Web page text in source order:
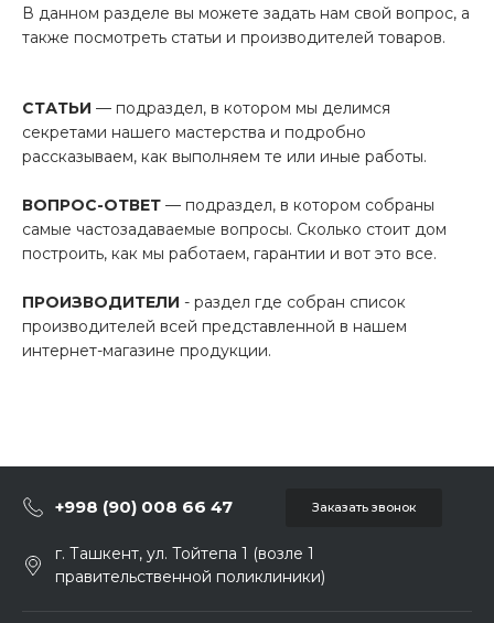
В данном разделе вы можете задать нам свой вопрос, а
также посмотреть статьи и производителей товаров.
СТАТЬИ — подраздел, в котором мы делимся
секретами нашего мастерства и подробно
рассказываем, как выполняем те или иные работы.
ВОПРОС-ОТВЕТ — подраздел, в котором собраны
самые частозадаваемые вопросы. Сколько стоит дом
построить, как мы работаем, гарантии и вот это все.
ПРОИЗВОДИТЕЛИ - раздел где собран список
производителей всей представленной в нашем
интернет-магазине продукции.
+998 (90) 008 66 47 Заказать звонок
г. Ташкент, ул. Тойтепа 1 (возле 1
правительственной поликлиники)